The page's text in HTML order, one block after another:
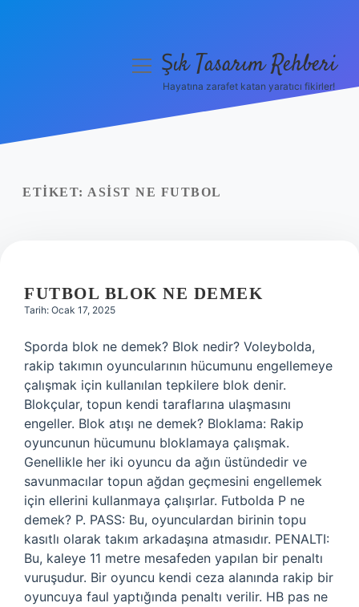
Yasal Uyarı
menüyüŞık Tasarım Rehberi
Hayatına zarafet katan yaratıcı fikirler!
ETIKET: ASIST NE FUTBOL
FUTBOL BLOK NE DEMEK
Tarih: Ocak 17, 2025
Sporda blok ne demek? Blok nedir? Voleybolda,
rakip takımın oyuncularının hücumunu engellemeye
çalışmak için kullanılan tepkilere blok denir.
Blokçular, topun kendi taraflarına ulaşmasını
engeller. Blok atışı ne demek? Bloklama: Rakip
oyuncunun hücumunu bloklamaya çalışmak.
Genellikle her iki oyuncu da ağın üstündedir ve
savunmacılar topun ağdan geçmesini engellemek
için ellerini kullanmaya çalışırlar. Futbolda P ne
demek? P. PASS: Bu, oyunculardan birinin topu
kasıtlı olarak takım arkadaşına atmasıdır. PENALTI:
Bu, kaleye 11 metre mesafeden yapılan bir penaltı
vuruşudur. Bir oyuncu kendi ceza alanında rakip bir
oyuncuya faul yaptığında penaltı verilir. HB pas ne